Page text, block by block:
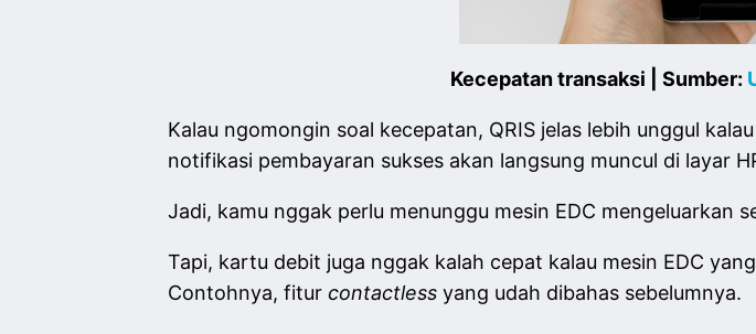
Kecepatan transaksi | Sumber:
Kalau ngomongin soal kecepatan, QRIS jelas lebih unggul
notifikasi pembayaran sukses akan langsung muncul di layar
Jadi, kamu nggak perlu menunggu mesin EDC mengeluarkan
Tapi, kartu debit juga nggak kalah cepat kalau mesin EDC
Contohnya, fitur contactless yang udah dibahas sebelumnya.